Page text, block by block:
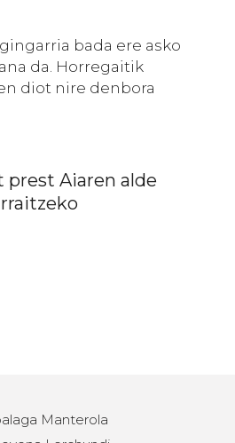
bada ere asko
da. Horregaitik
diot nire denbora
prest Aiaren alde
Manterola